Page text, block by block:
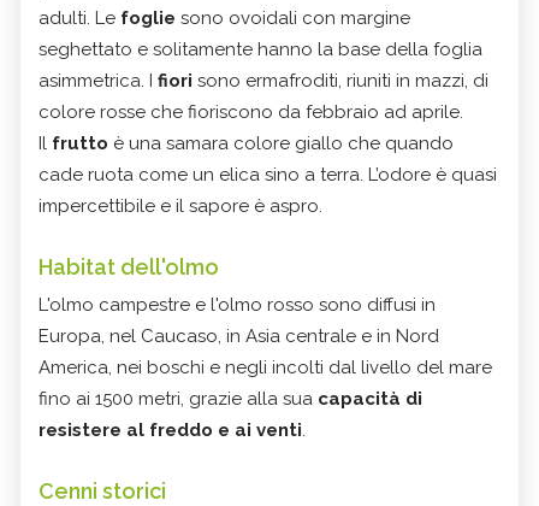
adulti. Le foglie sono ovoidali con margine
seghettato e solitamente hanno la base della foglia
asimmetrica. I fiori sono ermafroditi, riuniti in mazzi, di
colore rosse che fioriscono da febbraio ad aprile.
Il frutto è una samara colore giallo che quando
cade ruota come un elica sino a terra. L’odore è quasi
impercettibile e il sapore è aspro.
Habitat dell'olmo
L'olmo campestre e l'olmo rosso sono diffusi in
Europa, nel Caucaso, in Asia centrale e in Nord
America, nei boschi e negli incolti dal livello del mare
fino ai 1500 metri, grazie alla sua capacità di
resistere al freddo e ai venti.
Cenni storici